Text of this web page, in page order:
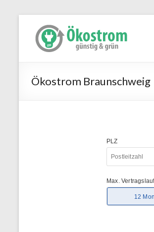
Ökostrom Braunschweig